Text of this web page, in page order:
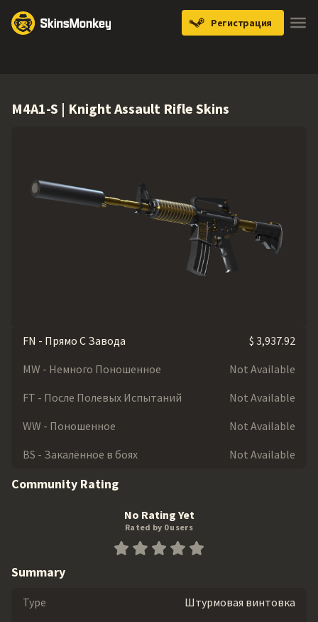
Регистрация
M4A1-S | Knight Assault Rifle Skins
FN - Прямо С Завода
$ 3,937.92
MW - Немного Поношенное
Not Available
FT - После Полевых Испытаний
Not Available
WW - Поношенное
Not Available
BS - Закалённое в боях
Not Available
Community Rating
No Rating Yet
Rated by 0 users
Summary
Type
Штурмовая винтовка